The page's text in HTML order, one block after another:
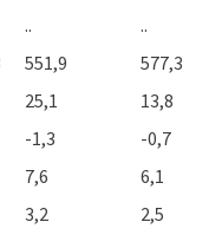
.. ..
551,9 577,3
25,1 13,8
-1,3 -0,7
7,6 6,1
3,2 2,5